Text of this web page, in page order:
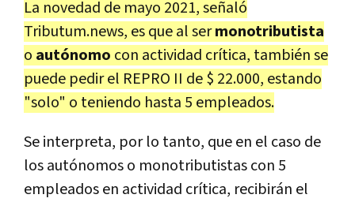
La novedad de mayo 2021, señaló
Tributum.news, es que al sermonotributista
o autónomo con actividad crítica, también se
puede pedir el REPRO II de $ 22.000, estando
"solo" o teniendo hasta 5 empleados.
Se interpreta, por lo tanto, que en el caso de
los autónomos o monotributistas con 5
empleados en actividad crítica, recibirán el